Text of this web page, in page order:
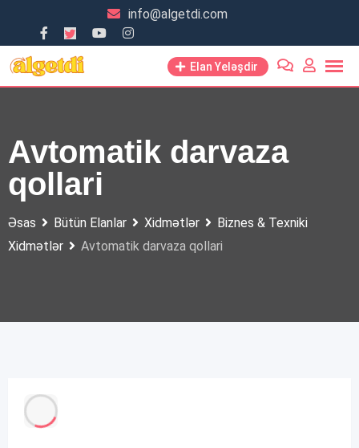
content
info@algetdi.com
Elan Yeləşdir
Avtomatik darvaza
qollari
Əsas Bütün Elanlar Xidmətlər
Biznes & Texniki
Xidmətlər
Avtomatik darvaza qollari